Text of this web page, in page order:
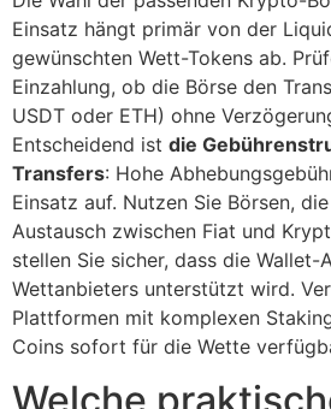
Einsatz hängt primär von der
gewünschten Wett-Tokens ab.
Einzahlung, ob die Börse den
USDT oder ETH) ohne
Entscheidend ist die
Transfers: Hohe
Einsatz auf. Nutzen Sie Börsen,
Austausch zwischen Fiat und
stellen Sie sicher, dass die Wallet-
Wettanbieters unterstützt wird.
Plattformen mit komplexen
Coins sofort für die Wette